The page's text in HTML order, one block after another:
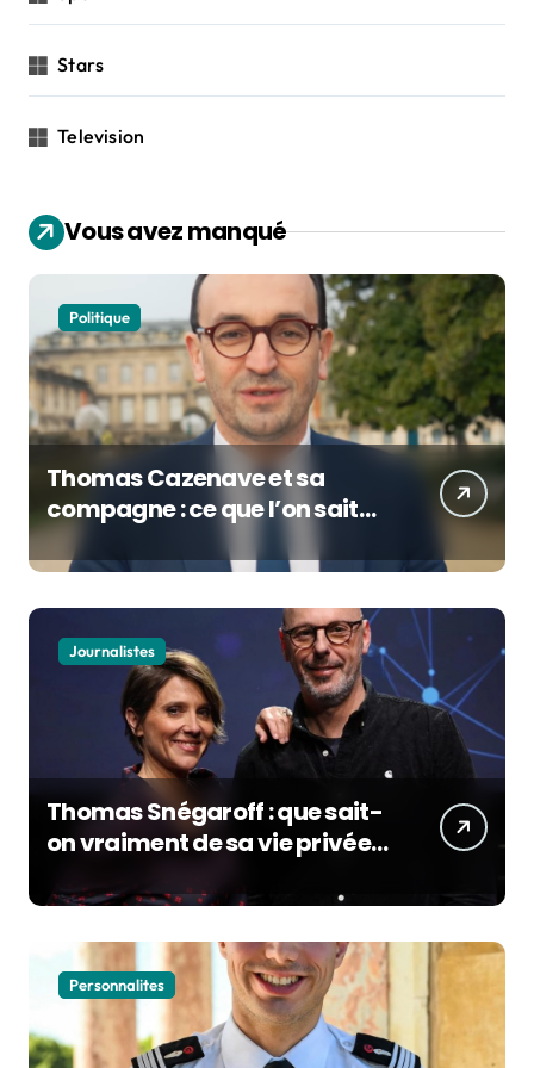
Stars
Television
Vous avez manqué
Politique
Thomas Cazenave et sa
compagne : ce que l’on sait
de la vie privée du maire de
Bordeaux
Journalistes
Thomas Snégaroff : que sait-
on vraiment de sa vie privée
Culture
Personnalites